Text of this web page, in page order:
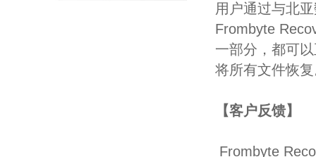
用户通过与北
Frombyte
一部分，都可
将所有文件恢
【客户反馈】
Frombyte